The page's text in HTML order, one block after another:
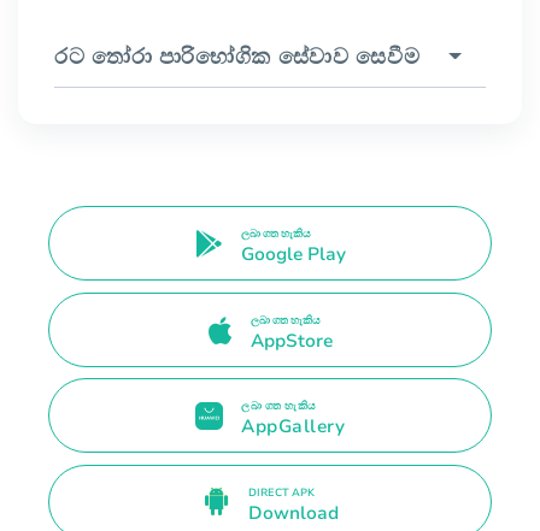
රට තෝරා පාරිභෝගික සේවාව සෙවීම
ලබා ගත හැකිය
Google Play
ලබා ගත හැකිය
AppStore
ලබා ගත හැකිය
AppGallery
DIRECT APK
Download